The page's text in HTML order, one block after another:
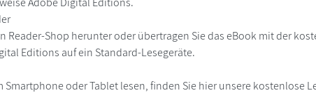
Reader-Shop herunter oder übertragen Sie das eBook mit der
Editions auf ein Standard-Lesegeräte.
Smartphone oder Tablet lesen, finden Sie hier unsere kostenlose